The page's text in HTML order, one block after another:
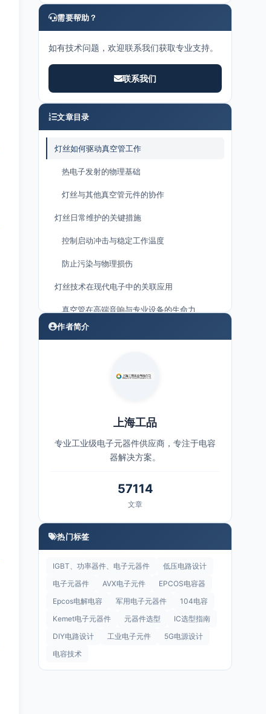
需要帮助？
如有技术问题，欢迎联系我们获取专业支持。
联系我们
文章目录
灯丝如何驱动真空管工作
热电子发射的物理基础
灯丝与其他真空管元件的协作
灯丝日常维护的关键措施
控制启动冲击与稳定工作温度
防止污染与物理损伤
灯丝技术在现代电子中的关联应用
真空管在高端音响与专业设备的生命力
加热元件技术的共通性
作者简介
上海工品
专业工业级电子元器件供应商，专注于电容
器解决方案。
57114
文章
热门标签
IGBT、功率器件、电子元器件
低压电路设计
电子元器件
AVX电子元件
EPCOS电容器
Epcos电解电容
军用电子元器件
104电容
Kemet电子元器件
元器件选型
IC选型指南
DIY电路设计
工业电子元件
5G电源设计
电容技术